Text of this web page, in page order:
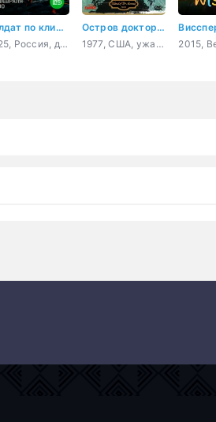
Солдат по кличке Рекс
2025, Россия, драма, военный
Остров доктора Моро
1977, США, ужасы, фантастика, фэнтези, триллер, мелодрама, приключения